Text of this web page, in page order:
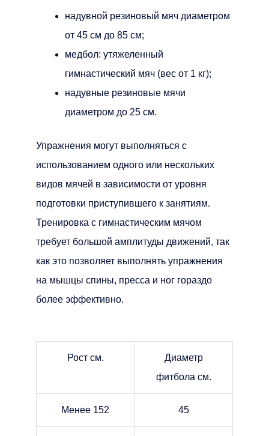
надувной резиновый мяч диаметром
от 45 см до 85 см;
медбол: утяжеленный
гимнастический мяч (вес от 1 кг);
надувные резиновые мячи
диаметром до 25 см.
Упражнения могут выполняться с
использованием одного или нескольких
видов мячей в зависимости от уровня
подготовки приступившего к занятиям.
Тренировка с гимнастическим мячом
требует большой амплитуды движений, так
как это позволяет выполнять упражнения
на мышцы спины, пресса и ног гораздо
более эффективно.
Рост см.
Диаметр
фитбола см.
Менее 152 45